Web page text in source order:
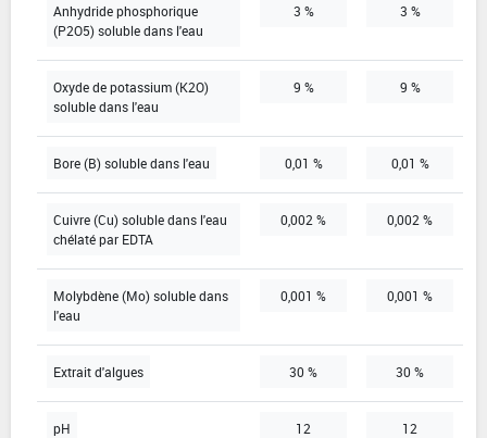
Anhydride phosphorique
(P2O5) soluble dans l'eau
3 % 3 %
Oxyde de potassium (K2O)
soluble dans l'eau
9 % 9 %
Bore (B) soluble dans l'eau 0,01 % 0,01 %
Cuivre (Cu) soluble dans l'eau
chélaté par EDTA
0,002 % 0,002 %
Molybdène (Mo) soluble dans
l'eau
0,001 % 0,001 %
Extrait d'algues 30 % 30 %
pH 12 12